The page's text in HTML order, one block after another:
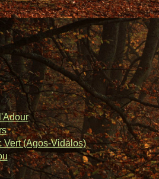
Vert (Agos-Vidalos)